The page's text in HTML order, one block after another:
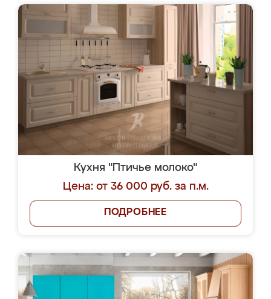
Кухня "Птичье молоко"
Цена: от 36 000 руб. за п.м.
ПОДРОБНЕЕ